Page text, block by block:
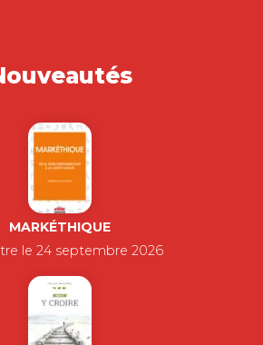
MARKÉTHIQUE
le 24 septembre 2026